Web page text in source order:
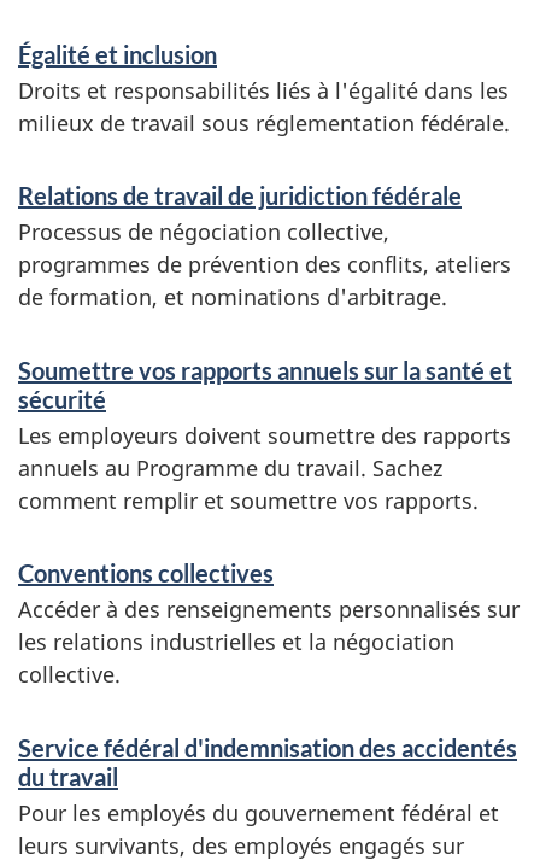
t
r
n
s
e
g
n
e
m
n
t
s
Égalité et inclusion
Droits et responsabilités liés à l'égalité dans les
milieux de travail sous réglementation fédérale.
Relations de travail de juridiction fédérale
Processus de négociation collective,
programmes de prévention des conflits, ateliers
de formation, et nominations d'arbitrage.
Soumettre vos rapports annuels sur la santé et
sécurité
Les employeurs doivent soumettre des rapports
annuels au Programme du travail. Sachez
comment remplir et soumettre vos rapports.
Conventions collectives
Accéder à des renseignements personnalisés sur
les relations industrielles et la négociation
collective.
Service fédéral d'indemnisation des accidentés
du travail
Pour les employés du gouvernement fédéral et
leurs survivants, des employés engagés sur